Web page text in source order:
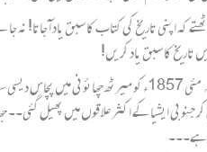
تاریخ کی کتاب کا سبق یاد آ جاتا! نہ
یہ میرٹھ چھائونی کامنظر ہے! سپاہیوں کو جو کارتوس دیے گئے ان میں سور اور گائے کی چر بی شامل ہے! سپاہیوں
جنوبی ایشیا کے اکثر علاقوں میں پھیل
رہے۔۔۔